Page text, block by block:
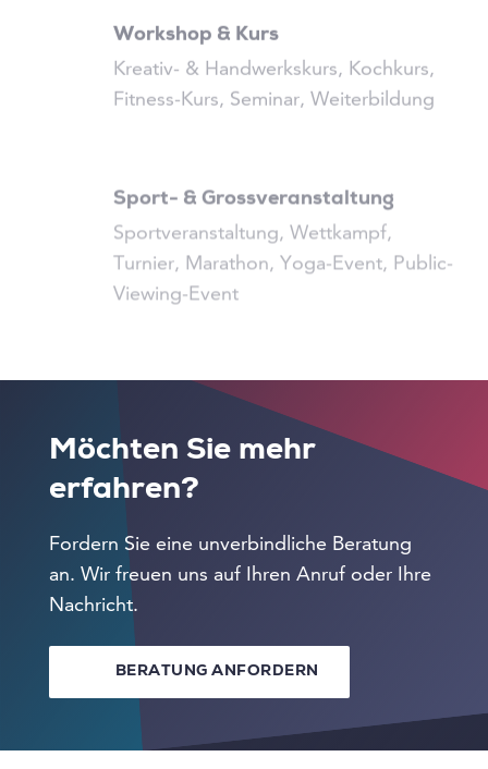
Workshop & Kurs
Kreativ- & Handwerkskurs, Kochkurs,
Fitness-Kurs, Seminar, Weiterbildung
Sport- & Grossveranstaltung
Sportveranstaltung, Wettkampf,
Turnier, Marathon, Yoga-Event, Public-
Viewing-Event
Möchten Sie mehr
erfahren?
Fordern Sie eine unverbindliche Beratung
an. Wir freuen uns auf Ihren Anruf oder Ihre
Nachricht.
BERATUNG ANFORDERN